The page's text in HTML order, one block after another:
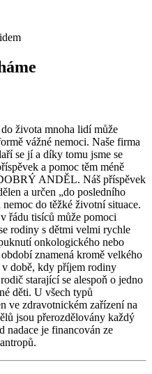
života mnoha lidí může
vážné nemoci. Naše firma
se jí a díky tomu jsme se
a pomoc těm méně
ANDĚL. Náš příspěvek
a určen „do posledního
do těžké životní situace.
řádu tisíců může pomoci
rodiny s dětmi velmi rychle
onkologického nebo
znamená kromě velkého
v době, kdy příjem rodiny
starající se alespoň o jedno
děti. U všech typů
ve zdravotnickém zařízení na
jsou přerozdělovány každý
nadace je financován ze